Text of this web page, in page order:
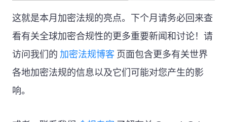
这就是本月加密法规的亮点。下个月请务必回来查
看有关全球加密合规性的更多重要新闻和讨论！请
访问我们的 加密法规博客 页面包含更多有关世界
各地加密法规的信息以及它们可能对您产生的影
响。